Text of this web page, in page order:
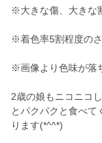
※大きな傷、大きな
※着色率5割程度の
※画像より色味が落
2歳の娘もニコニコ
とパクパクと食べて
ります(*^^*)